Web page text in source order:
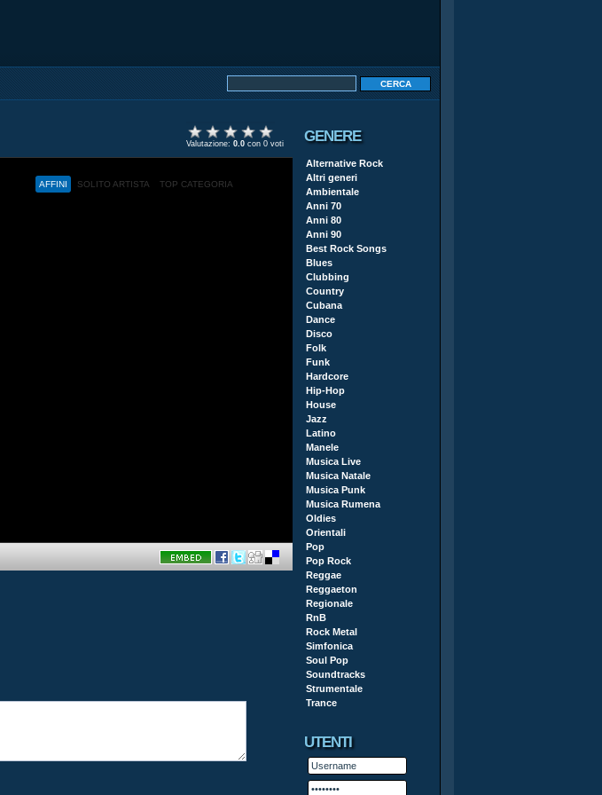
Valutazione: 0.0 con 0 voti
AFFINI SOLITO ARTISTA TOP CATEGORIA
GENERE
Alternative Rock
Altri generi
Ambientale
Anni 70
Anni 80
Anni 90
Best Rock Songs
Blues
Clubbing
Country
Cubana
Dance
Disco
Folk
Funk
Hardcore
Hip-Hop
House
Jazz
Latino
Manele
Musica Live
Musica Natale
Musica Punk
Musica Rumena
Oldies
Orientali
Pop
Pop Rock
Reggae
Reggaeton
Regionale
RnB
Rock Metal
Simfonica
Soul Pop
Soundtracks
Strumentale
Trance
UTENTI